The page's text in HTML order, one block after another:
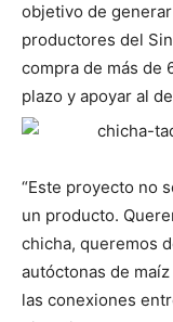
objetivo de
productores del
compra de más de
plazo y apoyar al
“Este proyecto no
un producto.
chicha, queremos
autóctonas de
las conexiones